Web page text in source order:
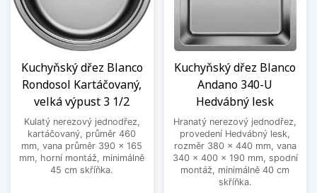
Kuchyňský dřez Blanco
Rondosol Kartáčovaný,
velká výpust 3 1/2
Kulatý nerezový jednodřez,
kartáčovaný, průměr 460
mm, vana průměr 390 x 165
mm, horní montáž, minimálně
45 cm skříňka.
Kuchyňský dřez Blanco
Andano 340-U
Hedvábný lesk
Hranatý nerezový jednodřez,
provedení Hedvábný lesk,
rozměr 380 x 440 mm, vana
340 x 400 x 190 mm, spodní
montáž, minimálně 40 cm
skříňka.